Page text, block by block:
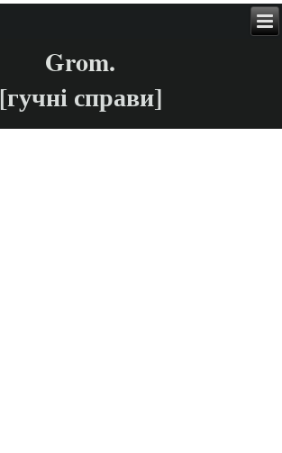
Grom.
[гучні справи]